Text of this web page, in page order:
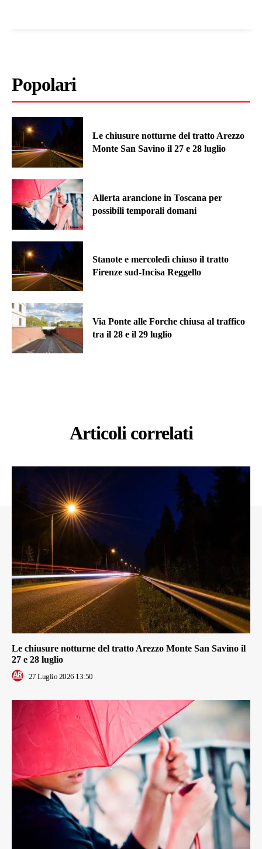
Popolari
Le chiusure notturne del tratto Arezzo
Monte San Savino il 27 e 28 luglio
Allerta arancione in Toscana per
possibili temporali domani
Stanote e mercoledì chiuso il tratto
Firenze sud-Incisa Reggello
Via Ponte alle Forche chiusa al traffico
tra il 28 e il 29 luglio
Articoli correlati
Le chiusure notturne del tratto Arezzo Monte San Savino il
27 e 28 luglio
27 Luglio 2026 13:50